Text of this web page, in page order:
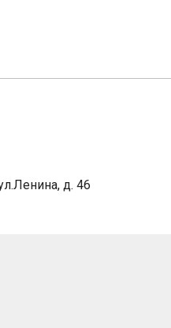
д. 46